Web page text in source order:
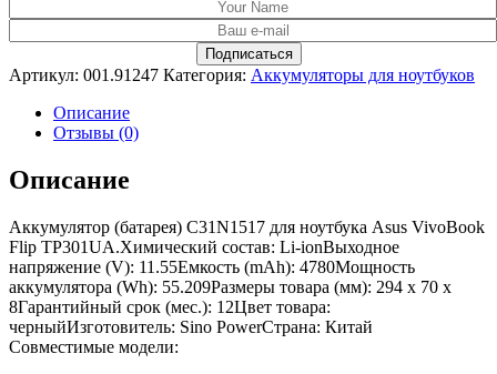
Артикул: 001.91247 Категория: Аккумуляторы для ноутбуков
Описание
Отзывы (0)
Описание
Аккумулятор (батарея) C31N1517 для ноутбука Asus VivoBook
Flip TP301UA.Химический состав: Li-ionВыходное
напряжение (V): 11.55Емкость (mAh): 4780Мощность
аккумулятора (Wh): 55.209Размеры товара (мм): 294 x 70 x
8Гарантийный срок (мес.): 12Цвет товара:
черныйИзготовитель: Sino PowerСтрана: Китай
Совместимые модели: